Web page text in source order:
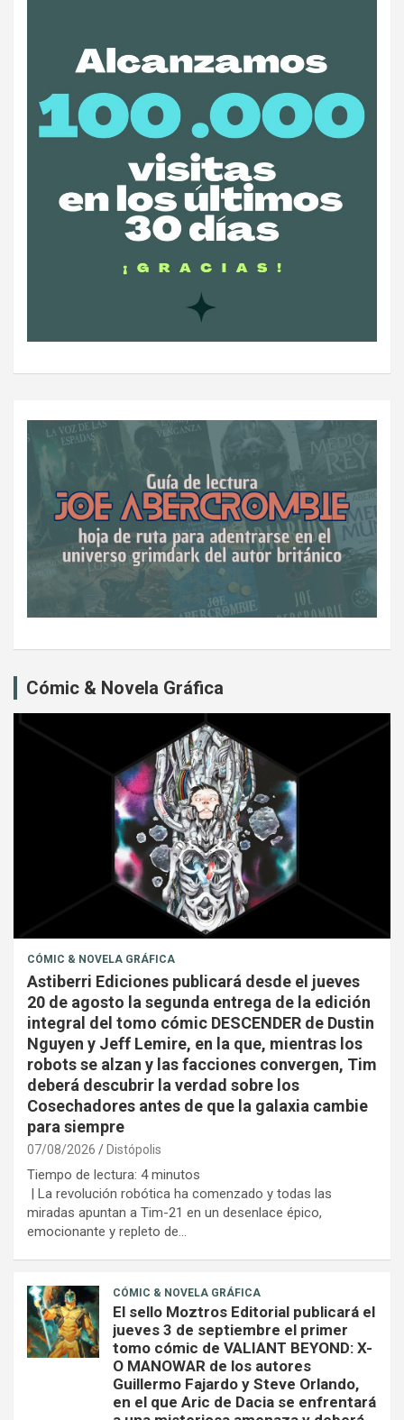
Cómic & Novela Gráfica
CÓMIC & NOVELA GRÁFICA
Astiberri Ediciones publicará desde el jueves
20 de agosto la segunda entrega de la edición
integral del tomo cómic DESCENDER de Dustin
Nguyen y Jeff Lemire, en la que, mientras los
robots se alzan y las facciones convergen, Tim
deberá descubrir la verdad sobre los
Cosechadores antes de que la galaxia cambie
para siempre
07/08/2026 Distópolis
Tiempo de lectura: 4 minutos
| La revolución robótica ha comenzado y todas las
miradas apuntan a Tim-21 en un desenlace épico,
emocionante y repleto de…
CÓMIC & NOVELA GRÁFICA
El sello Moztros Editorial publicará el
jueves 3 de septiembre el primer
tomo cómic de VALIANT BEYOND: X-
O MANOWAR de los autores
Guillermo Fajardo y Steve Orlando,
en el que Aric de Dacia se enfrentará